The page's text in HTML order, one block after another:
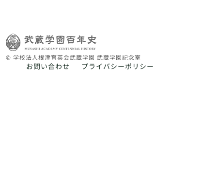
© 学校法人根津育英会武蔵学園 武蔵学園記念室
お問い合わせ プライバシーポリシー